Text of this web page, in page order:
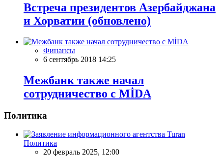
Встреча президентов Азербайджана
и Хорватии (обновлено)
Финансы
6 сентябрь 2018 14:25
Межбанк также начал
сотрудничество с MİDA
Политика
Политика
20 февраль 2025, 12:00